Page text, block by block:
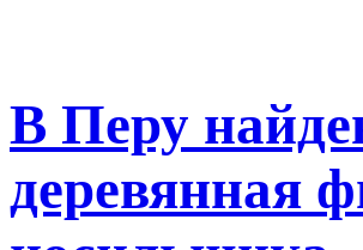
В Перу
деревянная